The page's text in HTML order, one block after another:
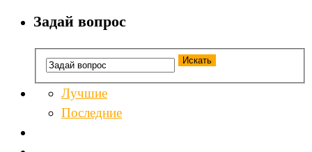
Задай вопрос
Лучшие
Последние